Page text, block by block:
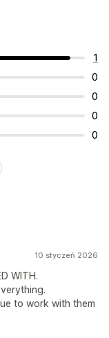
1
0
0
0
0
10 styczeń 2026
WITH.
to work with them